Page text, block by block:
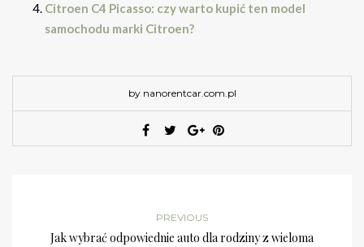
Citroen C4 Picasso: czy warto kupić ten model
samochodu marki Citroen?
by nanorentcar.com.pl
PREVIOUS
Jak wybrać odpowiednie auto dla rodziny z wieloma